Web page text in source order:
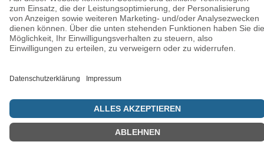
© 5786 Maamin. Hebräische Ausrüstung für deinen Alltag